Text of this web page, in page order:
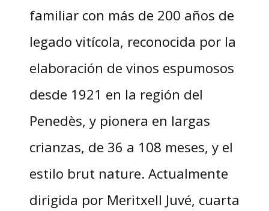
familiar con más de 200 años de
legado vitícola, reconocida por la
elaboración de vinos espumosos
desde 1921 en la región del
Penedès, y pionera en largas
crianzas, de 36 a 108 meses, y el
estilo brut nature. Actualmente
dirigida por Meritxell Juvé, cuarta